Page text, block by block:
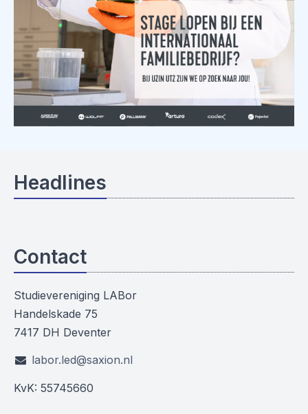
Headlines
Contact
Studievereniging LABor
Handelskade 75
7417 DH Deventer
labor.led@saxion.nl
KvK: 55745660